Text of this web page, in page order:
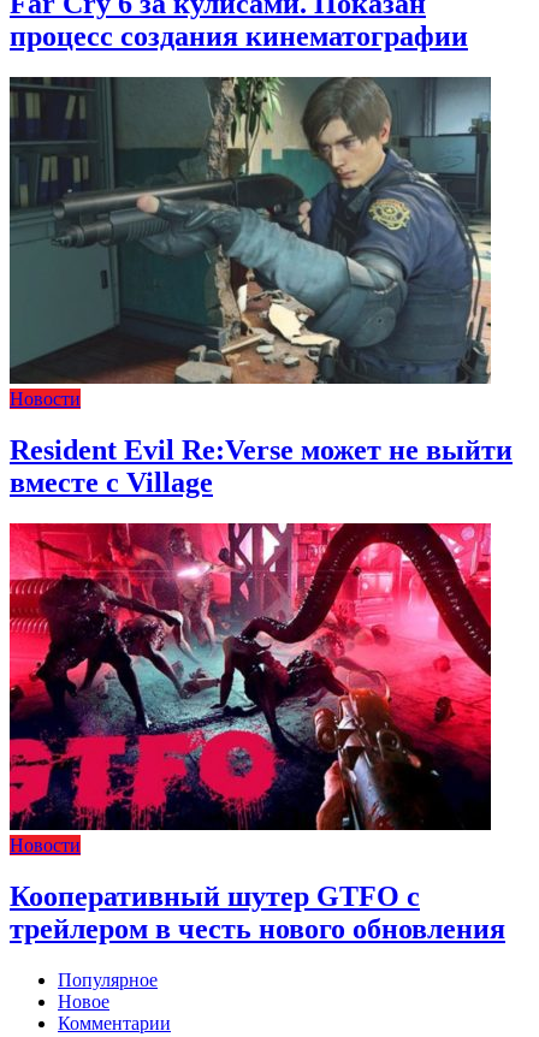
процесс создания кинематографии
Новости
Resident Evil Re:Verse может не выйти
вместе с Village
Новости
Кооперативный шутер GTFO с
трейлером в честь нового обновления
Популярное
Новое
Комментарии